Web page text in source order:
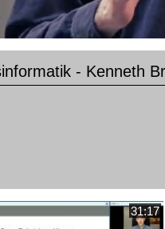
- Kenneth
31:17